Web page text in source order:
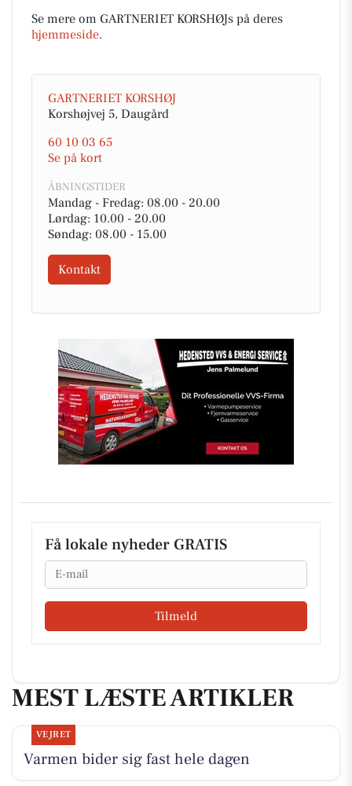
Se mere om GARTNERIET KORSHØJs på deres
hjemmeside.
GARTNERIET KORSHØJ
Korshøjvej 5, Daugård
60 10 03 65
Se på kort
ÅBNINGSTIDER
Mandag - Fredag: 08.00 - 20.00
Lørdag: 10.00 - 20.00
Søndag: 08.00 - 15.00
Kontakt
Få lokale nyheder GRATIS
Email
Tilmeld
MEST LÆSTE ARTIKLER
VEJRET
Varmen bider sig fast hele dagen